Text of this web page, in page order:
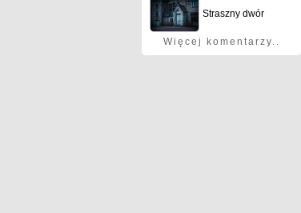
Straszny dwór
Więcej komentarzy..